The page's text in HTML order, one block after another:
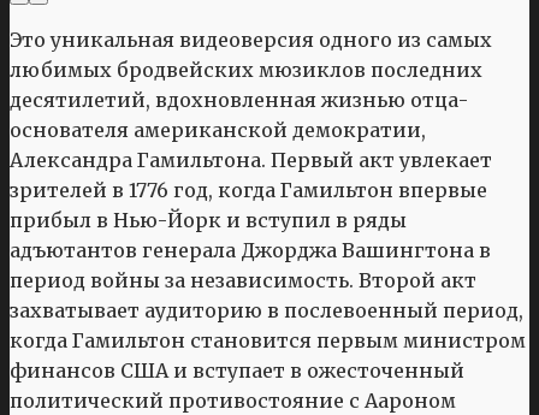
Это уникальная видеоверсия одного из самых
любимых бродвейских мюзиклов последних
десятилетий, вдохновленная жизнью отца-
основателя американской демократии,
Александра Гамильтона. Первый акт увлекает
зрителей в 1776 год, когда Гамильтон впервые
прибыл в Нью-Йорк и вступил в ряды
адъютантов генерала Джорджа Вашингтона в
период войны за независимость. Второй акт
захватывает аудиторию в послевоенный период,
когда Гамильтон становится первым министром
финансов США и вступает в ожесточенный
политический противостояние с Аароном